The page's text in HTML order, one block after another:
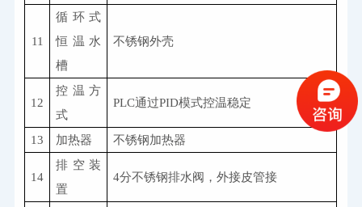
11
循环式
恒温水
槽
不锈钢外壳
12
控温方
式
PLC通过PID模式控温稳定
13 加热器 不锈钢加热器
14
排空装
置
4分不锈钢排水阀，外接皮管接